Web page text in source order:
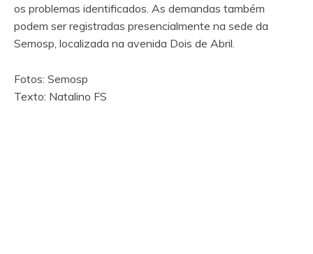
os problemas identificados. As demandas também
podem ser registradas presencialmente na sede da
Semosp, localizada na avenida Dois de Abril.
Fotos: Semosp
Texto: Natalino FS